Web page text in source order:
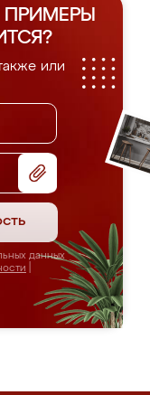
ПРИМЕРЫ
или
данных